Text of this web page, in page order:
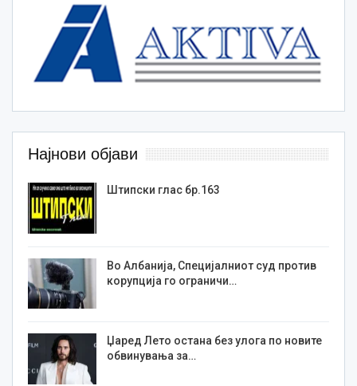
Најнови објави
Штипски глас бр.163
Во Албанија, Специјалниот суд против
корупција го ограничи…
Џаред Лето остана без улога по новите
обвинувања за…